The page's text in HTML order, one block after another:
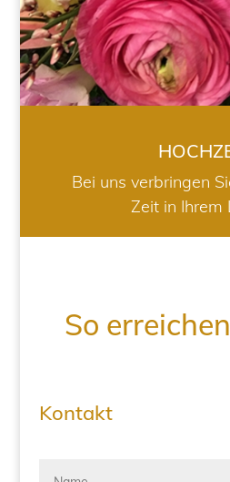
Bei uns verbringen
Zeit in Ihrem
So
Kontakt